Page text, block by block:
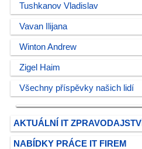
Tushkanov Vladislav
Vavan Ilijana
Winton Andrew
Zigel Haim
Všechny příspěvky našich lidí
AKTUÁLNÍ IT ZPRAVODAJSTVÍ
NABÍDKY PRÁCE IT FIREM